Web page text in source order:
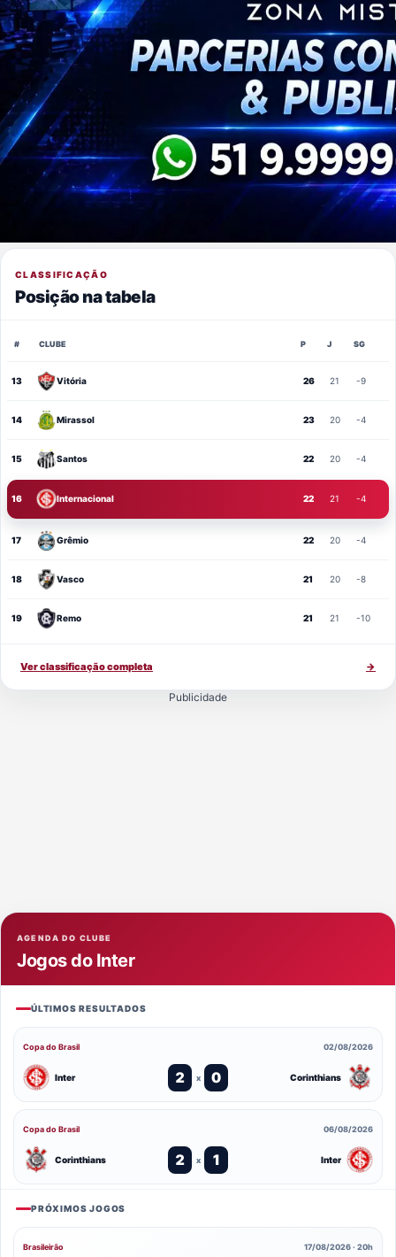
CLASSIFICAÇÃO
Posição na tabela
# CLUBE P J SG
13 Vitória 26 21 -9
14 Mirassol 23 20 -4
15 Santos 22 20 -4
16 Internacional 22 21 -4
17 Grêmio 22 20 -4
18 Vasco 21 20 -8
19 Remo 21 21 -10
Ver classificação completa →
Publicidade
AGENDA DO CLUBE
Jogos do Inter
ÚLTIMOS RESULTADOS
Copa do Brasil 02/08/2026
Inter 2 x 0 Corinthians
Copa do Brasil 06/08/2026
Corinthians 2 x 1 Inter
PRÓXIMOS JOGOS
Brasileirão 17/08/2026 · 20h